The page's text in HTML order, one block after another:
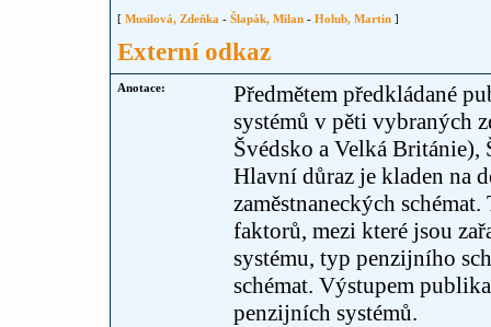
[ Musilová, Zdeňka - Šlapák, Milan - Holub, Martin ]
Externí odkaz
Anotace:
Předmětem předkládané
systémů v pěti vybraných
Švédsko a Velká Británie),
Hlavní důraz je kladen na
zaměstnaneckých
faktorů, mezi které jsou
systému, typ penzijního
schémat. Výstupem
penzijních systémů.